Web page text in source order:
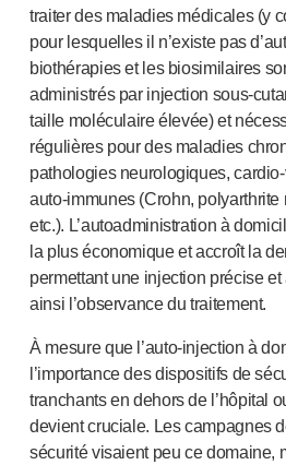
traiter des maladies médicales (y
pour lesquelles il n’existe pas
biothérapies et les biosimilaires
administrés par injection sous-
taille moléculaire élevée) et
régulières pour des maladies
pathologies neurologiques,
auto-immunes(Crohn, polyarthrite
etc.). L’autoadministration à
la plus économique et accroît la
permettant une injection précise
ainsi l’observance du traitement.
À mesure que l’auto-injection à
l’importance des dispositifs de
tranchants en dehors de l’hôpital
devient cruciale. Les campagnes
sécurité visaient peu ce domaine,